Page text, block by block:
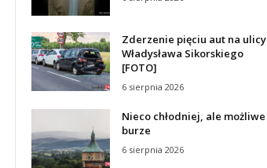
Zderzenie pięciu aut na ulicy
Władysława Sikorskiego
[FOTO]
6 sierpnia 2026
Nieco chłodniej, ale możliwe
burze
6 sierpnia 2026